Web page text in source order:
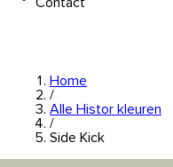
Home
/
Alle Histor kleuren
/
Side Kick